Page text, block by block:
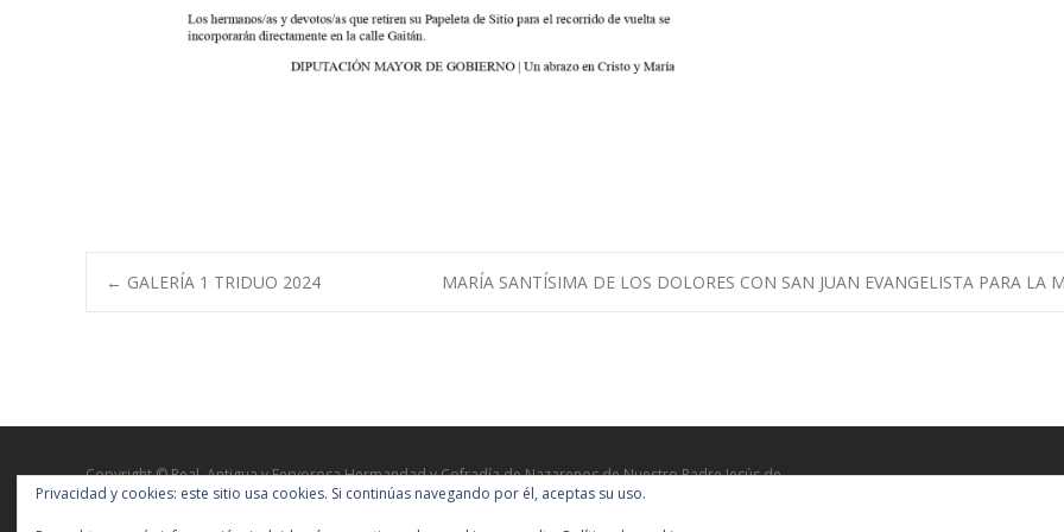
Navegación
entradas
← GALERÍA 1 TRIDUO 2024 MARÍA SANTÍSIMA DE LOS DOLORES CON SAN JUAN EVANGELISTA PARA LA
Copyright © Real, Antigua y Fervorosa Hermandad y Cofradía de Nazarenos de Nuestro Padre Jesús de
la Salud en sus Tres Caídas, Santísimo Cristo de la Salud, María Santísima de los Dolores, Nuestra Señora
Privacidad y cookies: este sitio usa cookies. Si continúas navegando por él, aceptas su uso.